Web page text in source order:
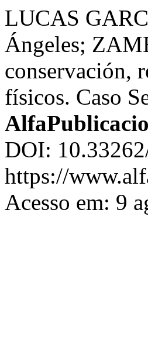
LUCAS
Ángeles;
conservación,
físicos. Caso
DOI:
https://
Acesso em: 9